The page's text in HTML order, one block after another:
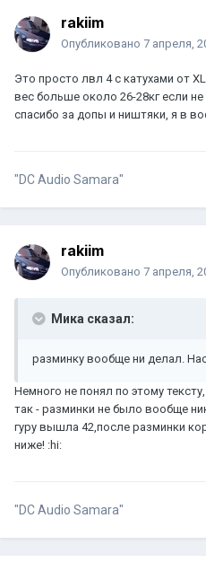
rakiim
Опубликовано 7 апреля,
Это просто лвл 4 с катухами от
вес больше около 26-28кг если
спасибо за допы и ништяки, я в
"DC Audio Samara"
rakiim
Опубликовано 7 апреля,
Мика сказал:
разминку вообще ни делал.
Немного не понял по этому
так - разминки не было вообще
гуру вышла 42,после разминки
ниже! :hi:
"DC Audio Samara"